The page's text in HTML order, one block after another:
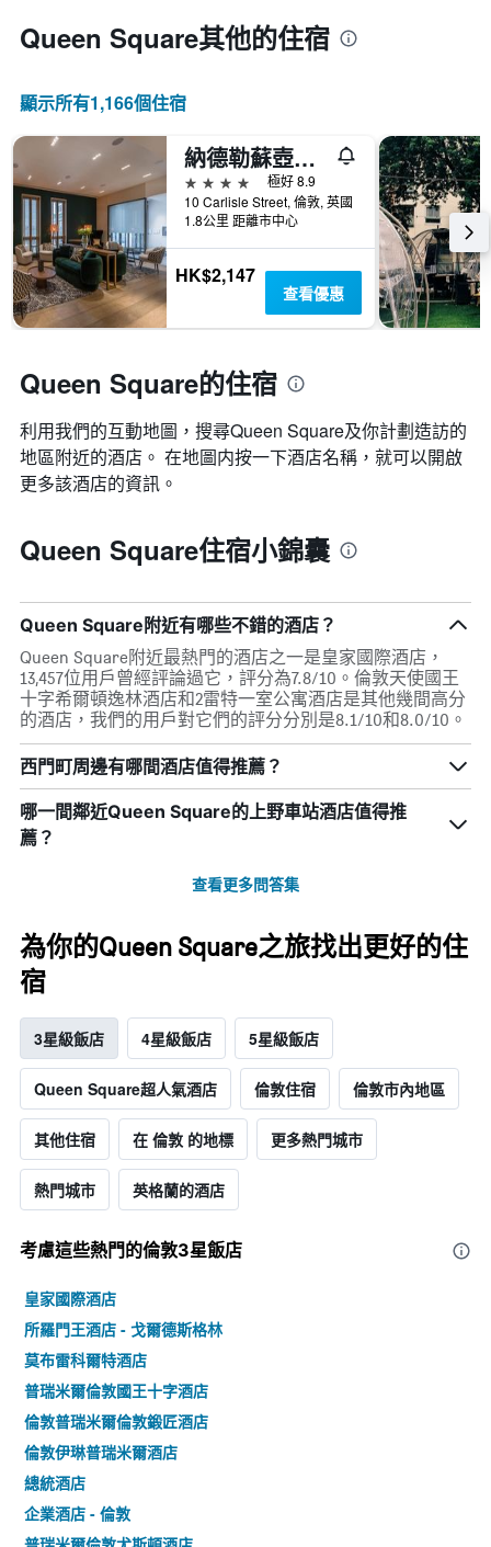
Queen Square​其他的住宿
顯示所有1,166​個住宿
納德勒蘇壺酒店 - 倫敦
4星級
極好 8.9
10 Carlisle Street, 倫敦, 英國
1.8公里 距離市中心
HK$2,147
查看優惠
Queen Square的住宿
利用我們的互動地圖，搜尋Queen Square​及你計劃造訪的
地區附近的酒店。 在地圖内按一下酒店名稱，就可以開啟
更多該酒店的資訊。
Queen Square住宿小錦囊
Queen Square附近有哪些不錯的酒店？
Queen Square附近最熱門的酒店之一是皇家國際酒店，
13,457位用戶曾經評論過它，評分為7.8/10。倫敦天使國王
十字希爾頓逸林酒店和2雷特一室公寓酒店是其他幾間高分
的酒店，我們的用戶對它們的評分分別是8.1/10和8.0/10。
西門町周邊有哪間酒店值得推薦？
哪一間鄰近Queen Square的上野車站酒店值得推
薦？
查看更多問答集
為你的Queen Square之旅找出更好的住
宿
3星級飯店 4星級飯店 5星級飯店
Queen Square超人氣酒店 倫敦住宿 倫敦市內地區
其他住宿 在 倫敦 的地標 更多熱門城市
熱門城市 英格蘭的酒店
考慮這些熱門的倫敦3星​飯店
皇家國際酒店
所羅門王酒店 - 戈爾德斯格林
莫布雷科爾特酒店
普瑞米爾倫敦國王十字酒店
倫敦普瑞米爾倫敦鍛匠酒店
倫敦伊琳普瑞米爾酒店
總統酒店
企業酒店 - 倫敦